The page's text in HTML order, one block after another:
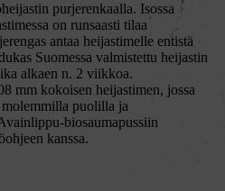
purjerenkaalla. Isossa
on runsaasti tilaa
antaa heijastimelle entistä
Suomessa valmistettu heijastin
alkaen n. 2 viikkoa.
mm kokoisen heijastimen, jossa
puolilla ja
biosaumapussiin
kanssa.